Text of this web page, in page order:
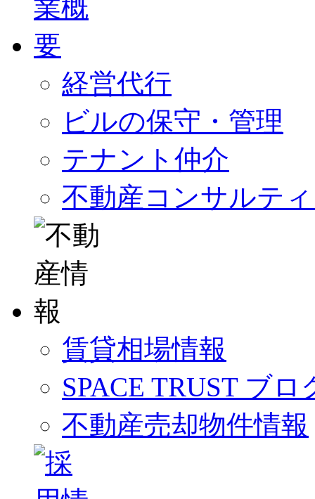
経営代行
ビルの保守・管理
テナント仲介
不動産コンサルテ
賃貸相場情報
SPACE TRUST ブロ
不動産売却物件情報